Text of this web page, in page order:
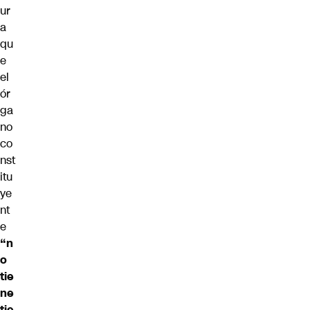
ur
a
qu
e
el
ór
ga
no
co
nst
itu
ye
nt
e
“n
o
tie
ne